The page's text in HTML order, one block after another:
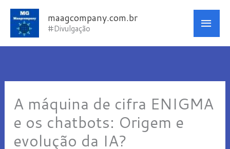
para
maagcompany.com.br
#Divulgação
A máquina de cifra ENIGMA
e os chatbots: Origem e
evolução da IA?